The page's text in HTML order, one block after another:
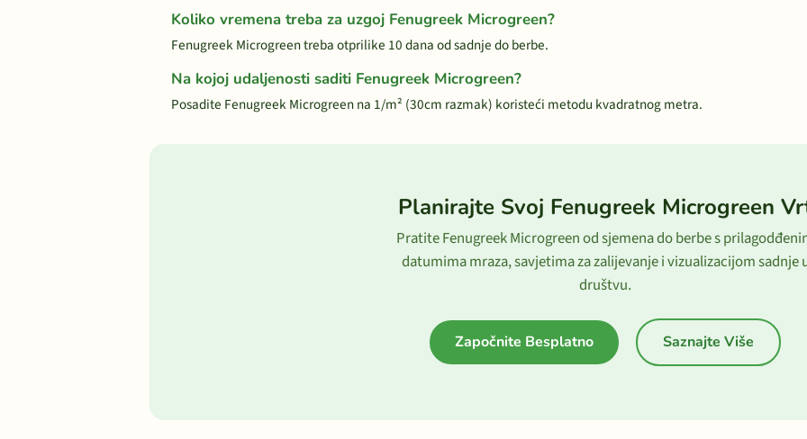
Koliko vremena treba za uzgoj Fenugreek Microgreen?
Fenugreek Microgreen treba otprilike 10 dana od sadnje do berbe.
Na kojoj udaljenosti saditi Fenugreek Microgreen?
Posadite Fenugreek Microgreen na 1/m² (30cm razmak) koristeći metodu kvadratnog metra.
Planirajte Svoj Fenugreek Microgreen
Pratite Fenugreek Microgreen od sjemena do berbe s
datumima mraza, savjetima za zalijevanje i vizualizacijom sadnje
društvu.
Započnite Besplatno Saznajte Više